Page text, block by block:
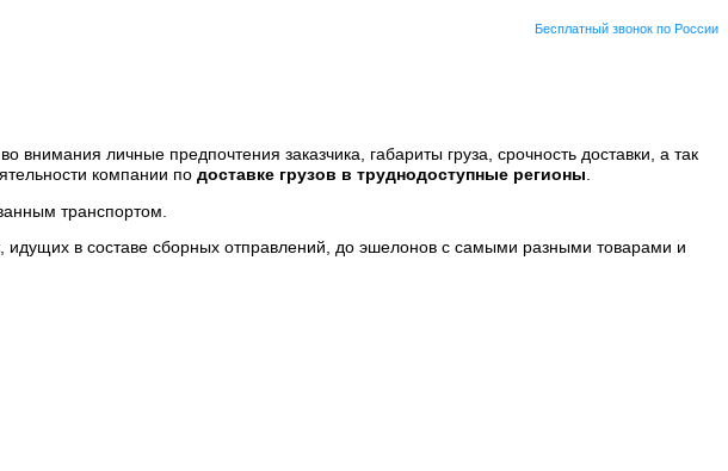
Бесплатный звонок по России
внимания личные предпочтения заказчика, габариты груза, срочность доставки, а так
компании по доставке грузов в труднодоступные регионы
транспортом.
в составе сборных отправлений, до эшелонов с самыми разными товарами и